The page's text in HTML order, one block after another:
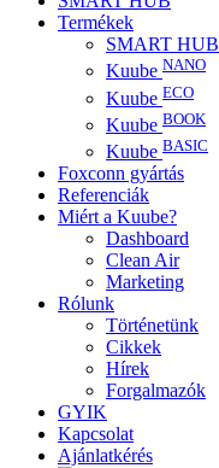
Termékek
SMART HUB
Kuube NANO
Kuube ECO
Kuube BOOK
Kuube BASIC
Foxconn gyártás
Referenciák
Miért a Kuube?
Dashboard
Clean Air
Marketing
Rólunk
Történetünk
Cikkek
Hírek
Forgalmazók
GYIK
Kapcsolat
Ajánlatkérés